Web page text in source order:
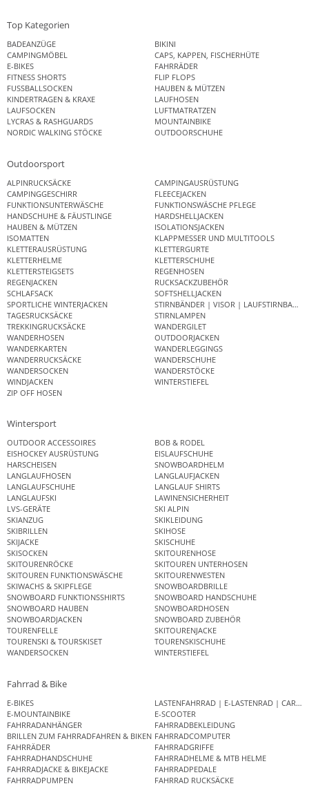
Top Kategorien
BADEANZÜGE
BIKINI
CAMPINGMÖBEL
CAPS, KAPPEN, FISCHERHÜTE
E-BIKES
FAHRRÄDER
FITNESS SHORTS
FLIP FLOPS
FUSSBALLSOCKEN
HAUBEN & MÜTZEN
KINDERTRAGEN & KRAXE
LAUFHOSEN
LAUFSOCKEN
LUFTMATRATZEN
LYCRAS & RASHGUARDS
MOUNTAINBIKE
NORDIC WALKING STÖCKE
OUTDOORSCHUHE
Outdoorsport
ALPINRUCKSÄCKE
CAMPINGAUSRÜSTUNG
CAMPINGGESCHIRR
FLEECEJACKEN
FUNKTIONSUNTERWÄSCHE
FUNKTIONSWÄSCHE PFLEGE
HANDSCHUHE & FÄUSTLINGE
HARDSHELLJACKEN
HAUBEN & MÜTZEN
ISOLATIONSJACKEN
ISOMATTEN
KLAPPMESSER UND MULTITOOLS
KLETTERAUSRÜSTUNG
KLETTERGURTE
KLETTERHELME
KLETTERSCHUHE
KLETTERSTEIGSETS
REGENHOSEN
REGENJACKEN
RUCKSACKZUBEHÖR
SCHLAFSACK
SOFTSHELLJACKEN
SPORTLICHE WINTERJACKEN
STIRNBÄNDER | VISOR | LAUFSTIRNBAND
TAGESRUCKSÄCKE
STIRNLAMPEN
TREKKINGRUCKSÄCKE
WANDERGILET
WANDERHOSEN
OUTDOORJACKEN
WANDERKARTEN
WANDERLEGGINGS
WANDERRUCKSÄCKE
WANDERSCHUHE
WANDERSOCKEN
WANDERSTÖCKE
WINDJACKEN
WINTERSTIEFEL
ZIP OFF HOSEN
Wintersport
OUTDOOR ACCESSOIRES
BOB & RODEL
EISHOCKEY AUSRÜSTUNG
EISLAUFSCHUHE
HARSCHEISEN
SNOWBOARDHELM
LANGLAUFHOSEN
LANGLAUFJACKEN
LANGLAUFSCHUHE
LANGLAUF SHIRTS
LANGLAUFSKI
LAWINENSICHERHEIT
LVS-GERÄTE
SKI ALPIN
SKIANZUG
SKIKLEIDUNG
SKIBRILLEN
SKIHOSE
SKIJACKE
SKISCHUHE
SKISOCKEN
SKITOURENHOSE
SKITOURENRÖCKE
SKITOUREN UNTERHOSEN
SKITOUREN FUNKTIONSWÄSCHE
SKITOURENWESTEN
SKIWACHS & SKIPFLEGE
SNOWBOARDBRILLE
SNOWBOARD FUNKTIONSSHIRTS
SNOWBOARD HANDSCHUHE
SNOWBOARD HAUBEN
SNOWBOARDHOSEN
SNOWBOARDJACKEN
SNOWBOARD ZUBEHÖR
TOURENFELLE
SKITOURENJACKE
TOURENSKI & TOURSKISET
TOURENSKISCHUHE
WANDERSOCKEN
WINTERSTIEFEL
Fahrrad & Bike
E-BIKES
LASTENFAHRRAD | E-LASTENRAD |
E-MOUNTAINBIKE
E-SCOOTER
FAHRRADANHÄNGER
FAHRRADBEKLEIDUNG
BRILLEN ZUM FAHRRADFAHREN & BIKEN FAHRRADCOMPUTER
FAHRRÄDER
FAHRRADGRIFFE
FAHRRADHANDSCHUHE
FAHRRADHELME & MTB HELME
FAHRRADJACKE & BIKEJACKE
FAHRRADPEDALE
FAHRRADPUMPEN
FAHRRAD RUCKSÄCKE